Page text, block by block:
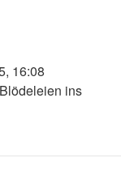
16:08
ins